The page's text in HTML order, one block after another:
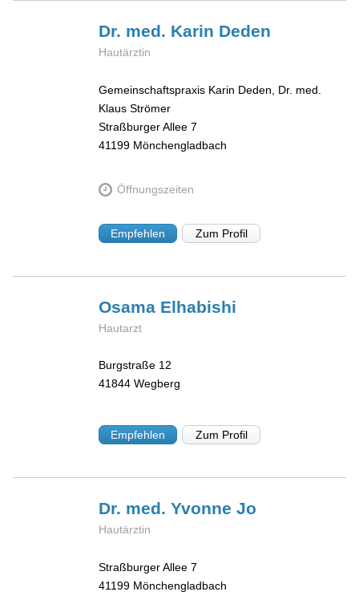
Dr. med. Karin Deden
Hautärztin
Gemeinschaftspraxis Karin Deden, Dr. med.
Klaus Strömer
Straßburger Allee 7
41199 Mönchengladbach
Öffnungszeiten
Empfehlen Zum Profil
Osama Elhabishi
Hautarzt
Burgstraße 12
41844 Wegberg
Empfehlen Zum Profil
Dr. med. YvonneJo
Hautärztin
Straßburger Allee 7
41199 Mönchengladbach